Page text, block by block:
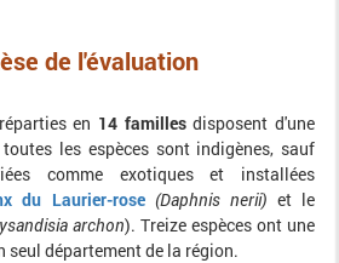
de l'évaluation
réparties en 14 famillesdisposent d'une
les espèces sont indigènes, sauf
comme exotiques et installées
du Laurier-rose (Daphnis nerii) et le
archon). Treize espèces ont une
seul département de la région.